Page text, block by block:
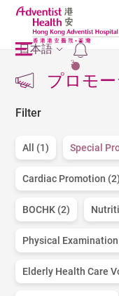
2
日本語
プロモ
Filter
All (1) Special
Cardiac Promotion (2)
BOCHK (2)
Physical
Elderly Health Care